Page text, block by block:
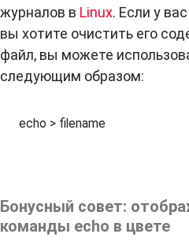
журналов в Linux. Если у
вы хотите очистить его
файл, вы можете
следующим образом:
echo > filename
Бонусный совет:
команды echo в цвете